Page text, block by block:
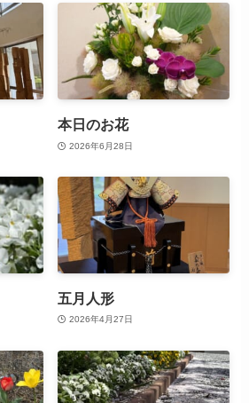
本日のお花
2026年6月28日
五月人形
2026年4月27日